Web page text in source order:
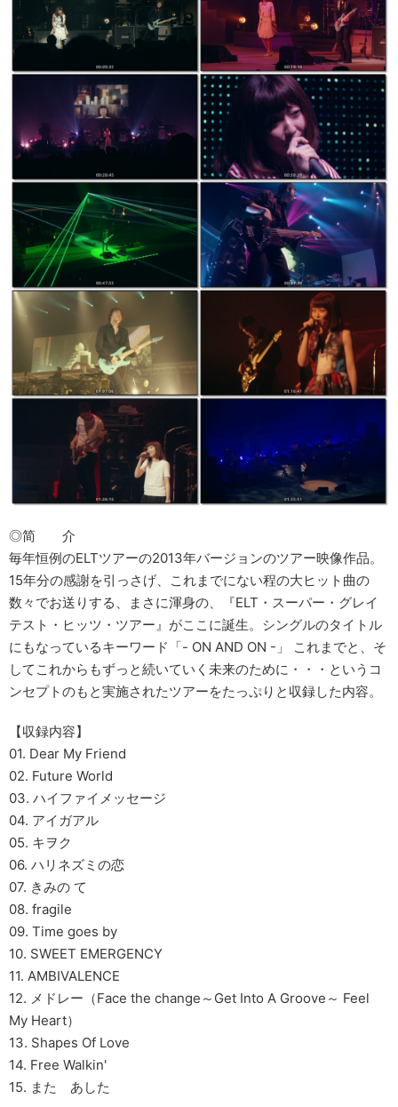
◎简 介
毎年恒例のELTツアーの2013年バージョンのツアー映像作品。
15年分の感謝を引っさげ、これまでにない程の大ヒット曲の
数々でお送りする、まさに渾身の、『ELT・スーパー・グレイ
テスト・ヒッツ・ツアー』がここに誕生。シングルのタイトル
にもなっているキーワード「- ON AND ON -」 これまでと、そ
してこれからもずっと続いていく未来のために・・・というコ
ンセプトのもと実施されたツアーをたっぷりと収録した内容。
【収録内容】
01. Dear My Friend
02. Future World
03. ハイファイメッセージ
04. アイガアル
05. キヲク
06. ハリネズミの恋
07. きみの て
08. fragile
09. Time goes by
10. SWEET EMERGENCY
11. AMBIVALENCE
12. メドレー（Face the change～Get Into A Groove～ Feel
My Heart）
13. Shapes Of Love
14. Free Walkin'
15. また あした